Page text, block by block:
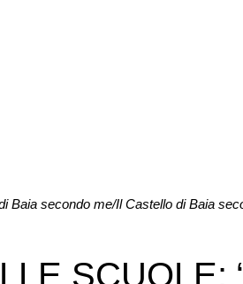
Baia secondo me/Il Castello di Baia
SCUOLE: